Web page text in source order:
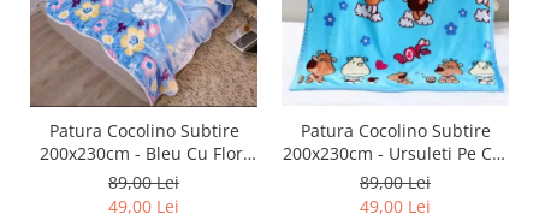
Patura Cocolino Subtire
200x230cm - Bleu Cu Flori
Vesele
89,00 Lei
49,00 Lei
Patura Cocolino Subtire
200x230cm - Ursuleti Pe Cer
Albastru
89,00 Lei
49,00 Lei